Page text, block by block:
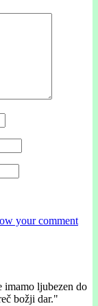
your comment
imamo ljubezen do
božji dar."